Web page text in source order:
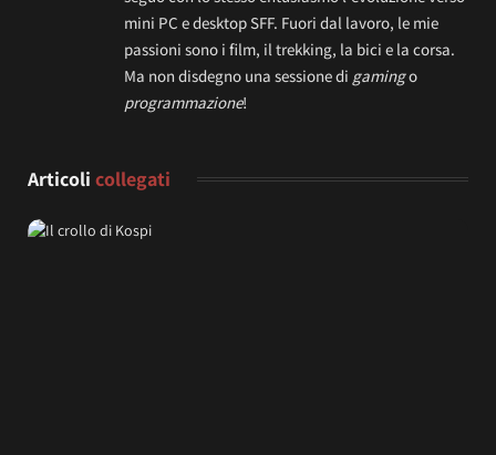
mini PC e desktop SFF. Fuori dal lavoro, le mie
passioni sono i film, il trekking, la bici e la corsa.
Ma non disdegno una sessione di gamingo
programmazione!
Articoli collegati